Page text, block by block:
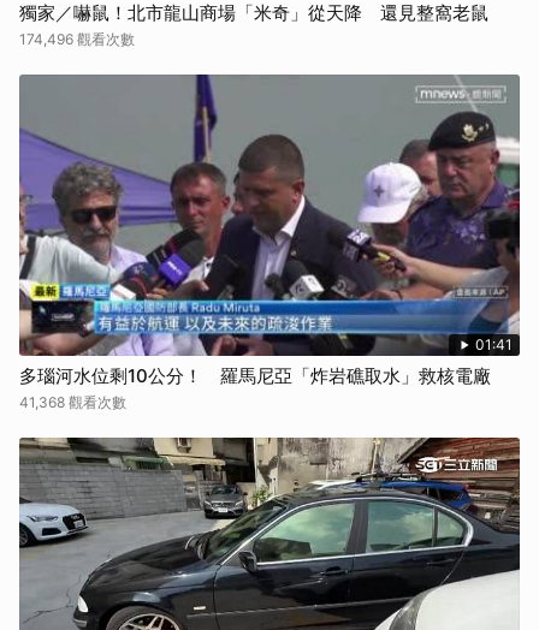
獨家／嚇鼠！北市龍山商場「米奇」從天降 還見整窩老鼠
174,496 觀看次數
01:41
多瑙河水位剩10公分！ 羅馬尼亞「炸岩礁取水」救核電廠
41,368 觀看次數